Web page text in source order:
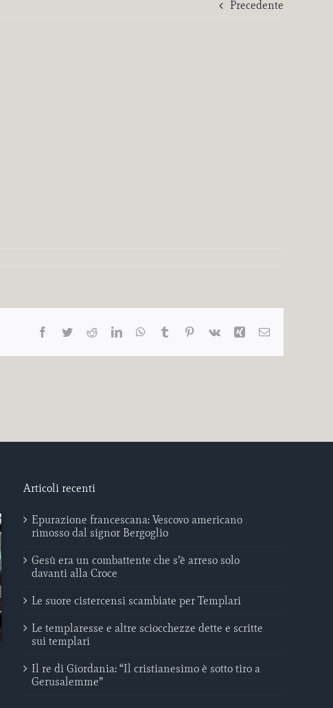
Precedente
Facebook
TwitterRedditLinkedInWhatsApp
Tumblr Pinterest
Vk Xing Email
Articoli recenti
Epurazione francescana: Vescovo americano
rimosso dal signor Bergoglio
Gesù era un combattente che s’è arreso solo
davanti alla Croce
Le suore cistercensi scambiate per Templari
Le templaresse e altre sciocchezze dette e scritte
sui templari
Il re di Giordania: “Il cristianesimo è sotto tiro a
Gerusalemme”